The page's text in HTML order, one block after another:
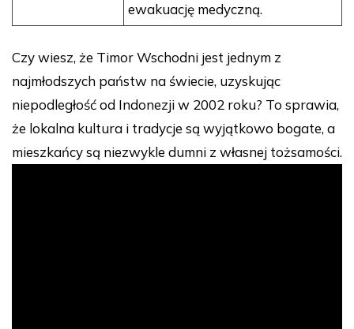
ewakuację medyczną.
Czy wiesz, że Timor Wschodni jest jednym z
najmłodszych państw na świecie, uzyskując
niepodległość od Indonezji w 2002 roku? To sprawia,
że lokalna kultura i tradycje są wyjątkowo bogate, a
mieszkańcy są niezwykle dumni z własnej tożsamości.